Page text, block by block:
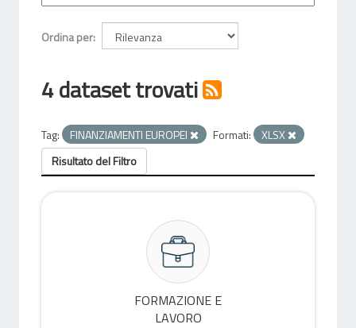
Ordina per
4 dataset trovati
Tag: FINANZIAMENTI EUROPEI Formati:
XLSX
Risultato del Filtro
FORMAZIONE E
LAVORO